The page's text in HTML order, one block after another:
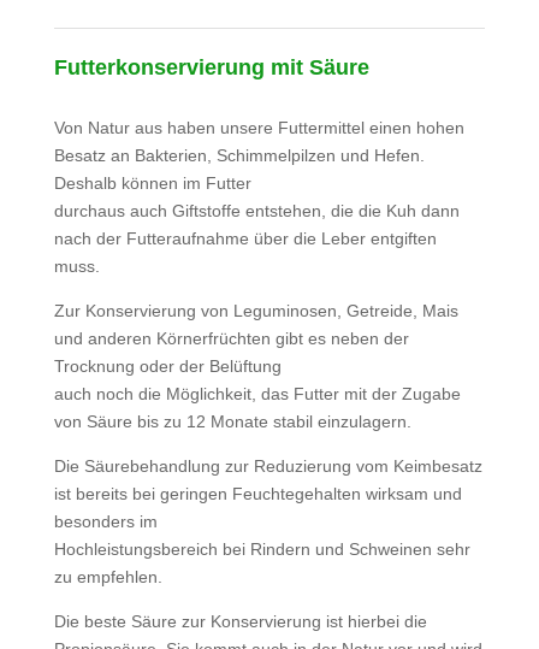
Futterkonservierung mit Säure
Von Natur aus haben unsere Futtermittel einen hohen
Besatz an Bakterien, Schimmelpilzen und Hefen.
Deshalb können im Futter
durchaus auch Giftstoffe entstehen, die die Kuh dann
nach der Futteraufnahme über die Leber entgiften
muss.
Zur Konservierung von Leguminosen, Getreide, Mais
und anderen Körnerfrüchten gibt es neben der
Trocknung oder der Belüftung
auch noch die Möglichkeit, das Futter mit der Zugabe
von Säure bis zu 12 Monate stabil einzulagern.
Die Säurebehandlung zur Reduzierung vom Keimbesatz
ist bereits bei geringen Feuchtegehalten wirksam und
besonders im
Hochleistungsbereich bei Rindern und Schweinen sehr
zu empfehlen.
Die beste Säure zur Konservierung ist hierbei die